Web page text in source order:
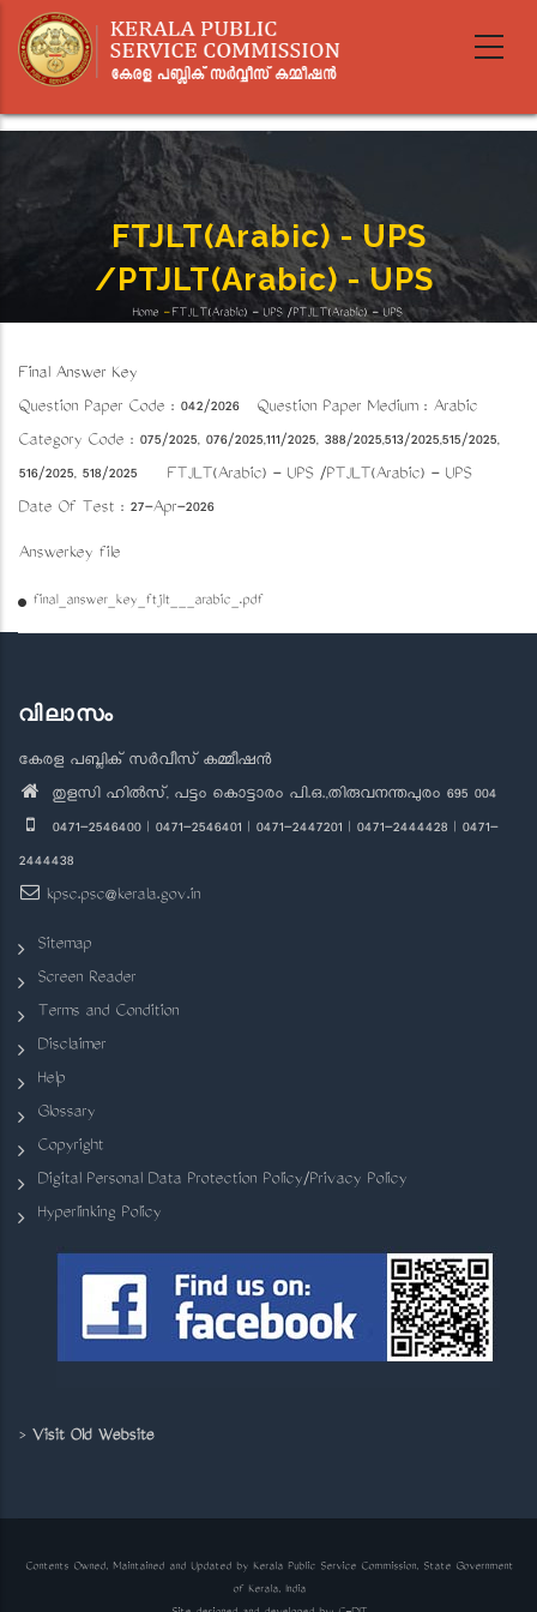
main
content
FTJLT(Arabic) - UPS
/PTJLT(Arabic) - UPS
Home - FTJLT(Arabic) - UPS /PTJLT(Arabic) - UPS
Final Answer Key
Question Paper Code : 042/2026 Question Paper Medium : Arabic
Category Code : 075/2025, 076/2025,111/2025, 388/2025,513/2025,515/2025,
516/2025, 518/2025 FTJLT(Arabic) - UPS /PTJLT(Arabic) - UPS
Date Of Test : 27-Apr-2026
Answerkey file
final_answer_key_ftjlt___arabic_.pdf
വിലാസം
കേരള പബ്ലിക് സർവീസ് കമ്മീഷൻ
തുളസി ഹിൽസ്, പട്ടം കൊട്ടാരം പി.ഒ.,തിരുവനന്തപുരം 695 004
0471-2546400 | 0471-2546401 | 0471-2447201 | 0471-2444428 | 0471-
2444438
kpsc.psc@kerala.gov.in
Sitemap
Screen Reader
Terms and Condition
Disclaimer
Help
Glossary
Copyright
Digital Personal Data Protection Policy/Privacy Policy
Hyperlinking Policy
> Visit Old Website
Contents Owned, Maintained and Updated by Kerala Public Service Commission, State Government
of Kerala, India